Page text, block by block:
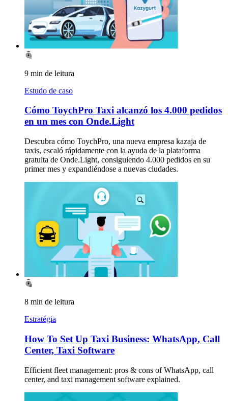
9 min de leitura
Estudo de caso
Cómo ToychPro Taxi alcanzó los 4.000 pedidos
en un mes con Onde.Light
Descubra cómo ToychPro, una nueva empresa kazaja de
taxis, escaló rápidamente con la ayuda de la plataforma
gratuita de Onde.Light, consiguiendo 4.000 pedidos en su
primer mes y expandiéndose a nuevas ciudades.
8 min de leitura
Estratégia
How To Set Up Taxi Business: WhatsApp, Call
Center, Taxi Software
Efficient fleet management: pros & cons of WhatsApp, call
center, and taxi management software explained.